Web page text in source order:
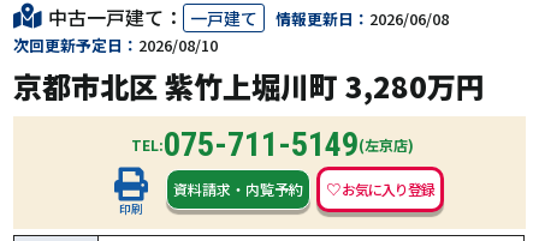
中古一戸建て： 一戸建て 情報更新日： 2026/06/08
次回更新予定日： 2026/08/10
京都市北区 紫竹上堀川町 3,280万円
TEL:075-711-5149(左京店)
印刷
資料請求 ・ 内覧予約